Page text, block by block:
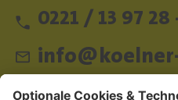
0221 / 13 97 28